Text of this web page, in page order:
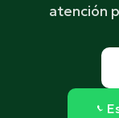
atención